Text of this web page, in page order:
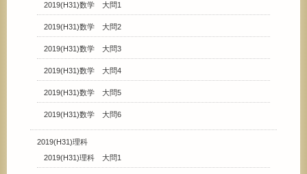
2019(H31)数学 大問1
2019(H31)数学 大問2
2019(H31)数学 大問3
2019(H31)数学 大問4
2019(H31)数学 大問5
2019(H31)数学 大問6
2019(H31)理科
2019(H31)理科 大問1